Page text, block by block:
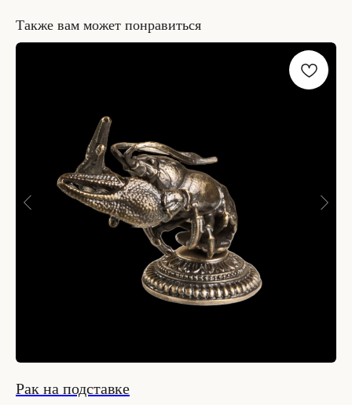
Также вам может понравиться
Рак на подставке